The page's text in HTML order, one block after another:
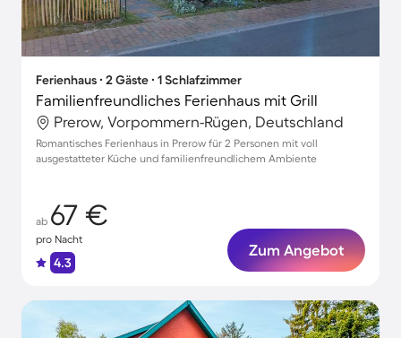
Ferienhaus ∙ 2 Gäste ∙ 1 Schlafzimmer
Familienfreundliches Ferienhaus mit Grill
Prerow, Vorpommern-Rügen, Deutschland
Romantisches Ferienhaus in Prerow für 2 Personen mit voll
ausgestatteter Küche und familienfreundlichem Ambiente
ab 67 €
pro Nacht
4.3
Zum Angebot